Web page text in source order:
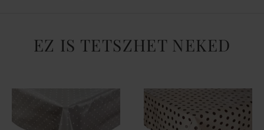
EZ IS TETSZHET NEKED